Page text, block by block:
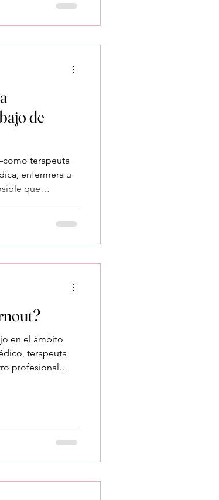
esto: Me noto
de
terapeuta
enfermera u
que
cansancio si me
en el ámbito
terapeuta
profesional
solo estoy